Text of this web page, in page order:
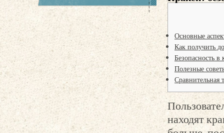
Основные
Как получить
Безопасность
Полезные
Сравнительная
находят